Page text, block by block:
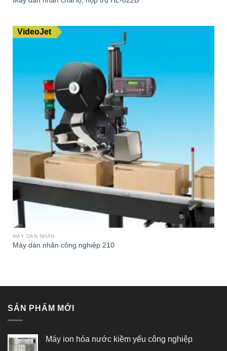
VideoJet
MÁY DÁN NHÃN
Máy dán nhãn công nghiệp 210
SẢN PHẨM MỚI
Máy ion hóa nước kiềm yếu công nghiệp